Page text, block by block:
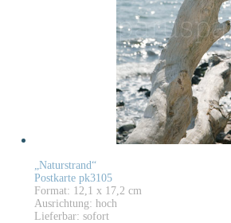
„Naturstrand“
Postkarte pk3105
Format: 12,1 x 17,2 cm
Ausrichtung: hoch
Lieferbar: sofort